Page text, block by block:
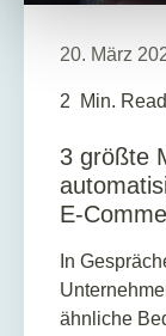
20. März
2 Min.
3 größte
E-
In
ähnliche